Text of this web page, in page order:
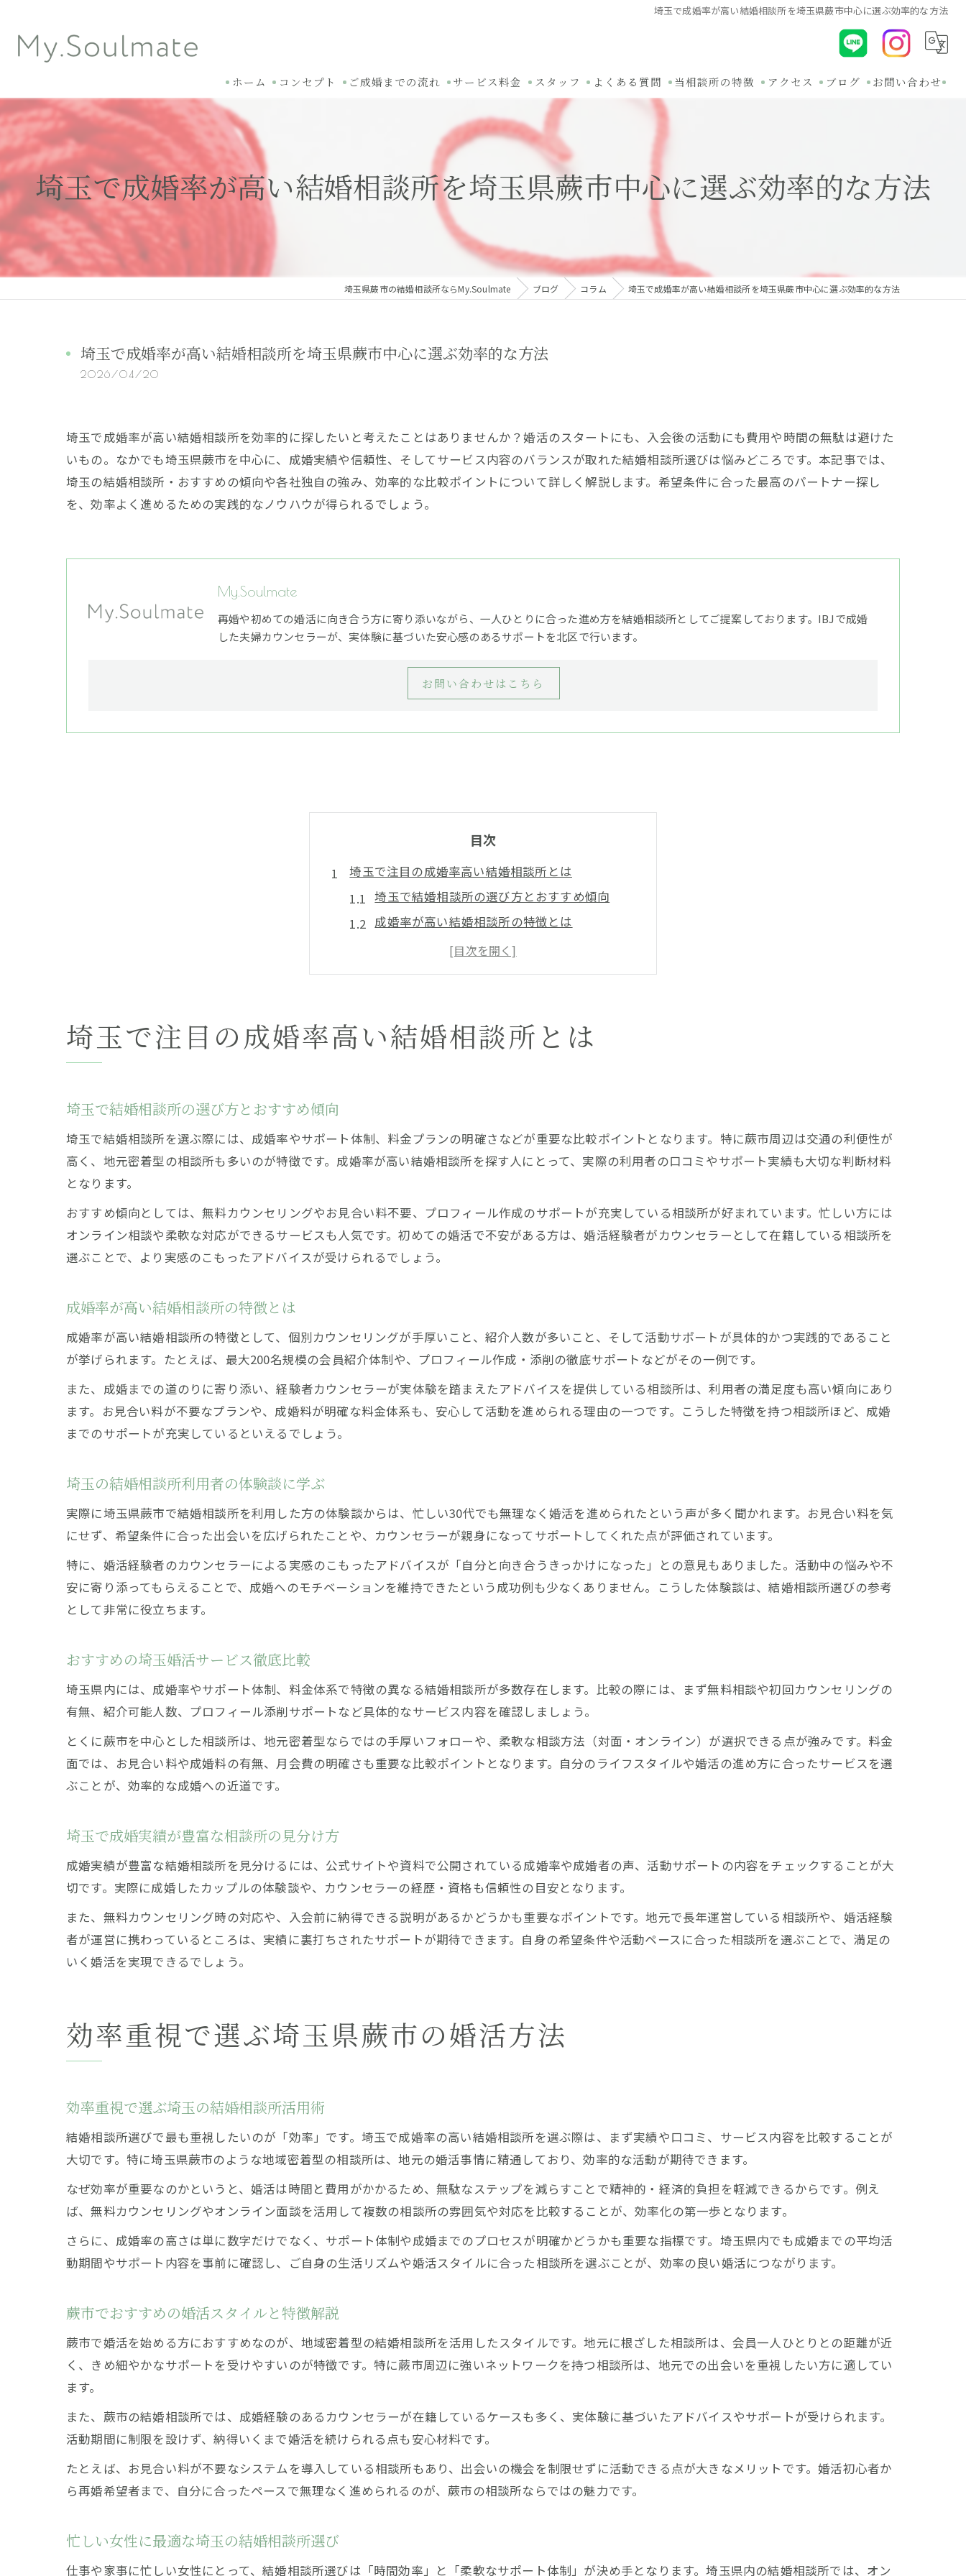
埼玉で成婚率が高い結婚相談所を埼玉県蕨市中心に選ぶ効率的な方法
ホーム コンセプト ご成婚までの流れ サービス料金 スタッフ よくある質問 当相談所の特徴
オンライン
無料相談
アクセス ブログ お問い合わせ
埼玉で成婚率が高い結婚相談所を埼玉県蕨市中心に選ぶ効率的な方法
埼玉県蕨市の結婚相談所ならMy.Soulmate ブログ コラム 埼玉で成婚率が高い結婚相談所を埼玉県蕨市中心に選ぶ効率的な方法
埼玉で成婚率が高い結婚相談所を埼玉県蕨市中心に選ぶ効率的な方法
2026/04/20
埼玉で成婚率が高い結婚相談所を効率的に探したいと考えたことはありませんか？婚活のスタートにも、入会後の活動にも費用や時間の無駄は避けた
いもの。なかでも埼玉県蕨市を中心に、成婚実績や信頼性、そしてサービス内容のバランスが取れた結婚相談所選びは悩みどころです。本記事では、
埼玉の結婚相談所・おすすめの傾向や各社独自の強み、効率的な比較ポイントについて詳しく解説します。希望条件に合った最高のパートナー探し
を、効率よく進めるための実践的なノウハウが得られるでしょう。
My.Soulmate
再婚や初めての婚活に向き合う方に寄り添いながら、一人ひとりに合った進め方を結婚相談所としてご提案しております。IBJで成婚
した夫婦カウンセラーが、実体験に基づいた安心感のあるサポートを北区で行います。
お問い合わせはこちら
目次
埼玉で注目の成婚率高い結婚相談所とは
埼玉で結婚相談所の選び方とおすすめ傾向
成婚率が高い結婚相談所の特徴とは
埼玉の結婚相談所利用者の体験談に学ぶ
おすすめの埼玉婚活サービス徹底比較
効率重視で選ぶ埼玉県蕨市の婚活方法
効率重視で選ぶ埼玉の結婚相談所活用術
埼玉県蕨市で結婚相談所を効率活用するコツ
成婚率を重視するなら抑えたい相談所の選び方
埼玉で実績豊富な結婚相談所の見極め方
成婚率が高い相談所のサポート内容と強み
結婚相談所の費用を抑えるための選び方
賢い女性が実践する婚活費用節約術
おすすめ結婚相談所のサポート体制を比較
埼玉の相談所で重視したいポイント解説
成婚率向上に役立つ埼玉婚活の具体策
結婚相談所利用者が語る埼玉婚活の体験談
埼玉で注目の成婚率高い結婚相談所とは
埼玉で結婚相談所の選び方とおすすめ傾向
埼玉で結婚相談所を選ぶ際には、成婚率やサポート体制、料金プランの明確さなどが重要な比較ポイントとなります。特に蕨市周辺は交通の利便性が
高く、地元密着型の相談所も多いのが特徴です。成婚率が高い結婚相談所を探す人にとって、実際の利用者の口コミやサポート実績も大切な判断材料
となります。
おすすめ傾向としては、無料カウンセリングやお見合い料不要、プロフィール作成のサポートが充実している相談所が好まれています。忙しい方には
オンライン相談や柔軟な対応ができるサービスも人気です。初めての婚活で不安がある方は、婚活経験者がカウンセラーとして在籍している相談所を
選ぶことで、より実感のこもったアドバイスが受けられるでしょう。
成婚率が高い結婚相談所の特徴とは
成婚率が高い結婚相談所の特徴として、個別カウンセリングが手厚いこと、紹介人数が多いこと、そして活動サポートが具体的かつ実践的であること
が挙げられます。たとえば、最大200名規模の会員紹介体制や、プロフィール作成・添削の徹底サポートなどがその一例です。
また、成婚までの道のりに寄り添い、経験者カウンセラーが実体験を踏まえたアドバイスを提供している相談所は、利用者の満足度も高い傾向にあり
ます。お見合い料が不要なプランや、成婚料が明確な料金体系も、安心して活動を進められる理由の一つです。こうした特徴を持つ相談所ほど、成婚
までのサポートが充実しているといえるでしょう。
埼玉の結婚相談所利用者の体験談に学ぶ
実際に埼玉県蕨市で結婚相談所を利用した方の体験談からは、忙しい30代でも無理なく婚活を進められたという声が多く聞かれます。お見合い料を気
にせず、希望条件に合った出会いを広げられたことや、カウンセラーが親身になってサポートしてくれた点が評価されています。
特に、婚活経験者のカウンセラーによる実感のこもったアドバイスが「自分と向き合うきっかけになった」との意見もありました。活動中の悩みや不
安に寄り添ってもらえることで、成婚へのモチベーションを維持できたという成功例も少なくありません。こうした体験談は、結婚相談所選びの参考
として非常に役立ちます。
おすすめの埼玉婚活サービス徹底比較
埼玉県内には、成婚率やサポート体制、料金体系で特徴の異なる結婚相談所が多数存在します。比較の際には、まず無料相談や初回カウンセリングの
有無、紹介可能人数、プロフィール添削サポートなど具体的なサービス内容を確認しましょう。
とくに蕨市を中心とした相談所は、地元密着型ならではの手厚いフォローや、柔軟な相談方法（対面・オンライン）が選択できる点が強みです。料金
面では、お見合い料や成婚料の有無、月会費の明確さも重要な比較ポイントとなります。自分のライフスタイルや婚活の進め方に合ったサービスを選
ぶことが、効率的な成婚への近道です。
埼玉で成婚実績が豊富な相談所の見分け方
成婚実績が豊富な結婚相談所を見分けるには、公式サイトや資料で公開されている成婚率や成婚者の声、活動サポートの内容をチェックすることが大
切です。実際に成婚したカップルの体験談や、カウンセラーの経歴・資格も信頼性の目安となります。
また、無料カウンセリング時の対応や、入会前に納得できる説明があるかどうかも重要なポイントです。地元で長年運営している相談所や、婚活経験
者が運営に携わっているところは、実績に裏打ちされたサポートが期待できます。自身の希望条件や活動ペースに合った相談所を選ぶことで、満足の
いく婚活を実現できるでしょう。
効率重視で選ぶ埼玉県蕨市の婚活方法
効率重視で選ぶ埼玉の結婚相談所活用術
結婚相談所選びで最も重視したいのが「効率」です。埼玉で成婚率の高い結婚相談所を選ぶ際は、まず実績や口コミ、サービス内容を比較することが
大切です。特に埼玉県蕨市のような地域密着型の相談所は、地元の婚活事情に精通しており、効率的な活動が期待できます。
なぜ効率が重要なのかというと、婚活は時間と費用がかかるため、無駄なステップを減らすことで精神的・経済的負担を軽減できるからです。例え
ば、無料カウンセリングやオンライン面談を活用して複数の相談所の雰囲気や対応を比較することが、効率化の第一歩となります。
さらに、成婚率の高さは単に数字だけでなく、サポート体制や成婚までのプロセスが明確かどうかも重要な指標です。埼玉県内でも成婚までの平均活
動期間やサポート内容を事前に確認し、ご自身の生活リズムや婚活スタイルに合った相談所を選ぶことが、効率の良い婚活につながります。
蕨市でおすすめの婚活スタイルと特徴解説
蕨市で婚活を始める方におすすめなのが、地域密着型の結婚相談所を活用したスタイルです。地元に根ざした相談所は、会員一人ひとりとの距離が近
く、きめ細やかなサポートを受けやすいのが特徴です。特に蕨市周辺に強いネットワークを持つ相談所は、地元での出会いを重視したい方に適してい
ます。
また、蕨市の結婚相談所では、成婚経験のあるカウンセラーが在籍しているケースも多く、実体験に基づいたアドバイスやサポートが受けられます。
活動期間に制限を設けず、納得いくまで婚活を続けられる点も安心材料です。
たとえば、お見合い料が不要なシステムを導入している相談所もあり、出会いの機会を制限せずに活動できる点が大きなメリットです。婚活初心者か
ら再婚希望者まで、自分に合ったペースで無理なく進められるのが、蕨市の相談所ならではの魅力です。
忙しい女性に最適な埼玉の結婚相談所選び
仕事や家事に忙しい女性にとって、結婚相談所選びは「時間効率」と「柔軟なサポート体制」が決め手となります。埼玉県内の結婚相談所では、オン